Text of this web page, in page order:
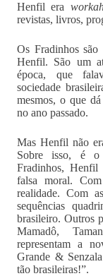
Henfil era
revistas, livros,
Os Fradinhos
Henfil. São um
época, que
sociedade
mesmos, o que
no ano passado.
Mas Henfil não
Sobre isso, é o
Fradinhos, Henfil
falsa moral.
realidade. Com
sequências
brasileiro. Outros
Mamadô,
representam a
Grande &
tão brasileiras!”.